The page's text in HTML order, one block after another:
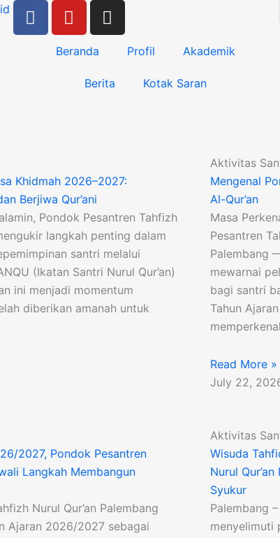
F
a
Y
o
t
I
n
a
g
Beranda Profil Akademik
Berita Kotak Saran
Khidmah 2026–2027:
Berjiwa Qur’ani
Pondok Pesantren Tahfizh
langkah penting dalam
santri melalui
(Ikatan Santri Nurul Qur’an)
ini menjadi momentum
diberikan amanah untuk
Aktivitas
Mengenal
Al-Qur’an
Masa
Pesantren
Palembang
mewarnai
bagi santri
Tahun
Read More »
July 22,
2027, Pondok Pesantren
Langkah Membangun
Nurul Qur’an Palembang
Ajaran 2026/2027 sebagai
Aktivitas
Wisuda
Nurul
Syukur
Palembang
menyelimuti